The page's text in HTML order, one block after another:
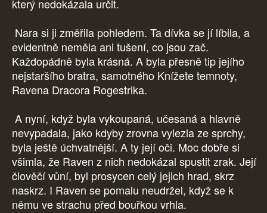
který nedokázala určit.
Nara si ji změřila pohledem. Ta dívka se jí líbila, a
evidentně neměla ani tušení, co jsou zač.
Každopádně byla krásná. A byla přesně tip jejího
nejstaršího bratra, samotného Knížete temnoty,
Ravena Dracora Rogestrika.
A nyní, když byla vykoupaná, učesaná a hlavně
nevypadala, jako kdyby zrovna vylezla ze sprchy,
byla ještě úchvatnější. A ty její oči. Moc dobře si
všimla, že Raven z nich nedokázal spustit zrak. Její
člověčí vůní, byl prosycen celý jejich hrad, skrz
naskrz. I Raven se pomalu neudržel, když se k
němu ve strachu před bouřkou vrhla.